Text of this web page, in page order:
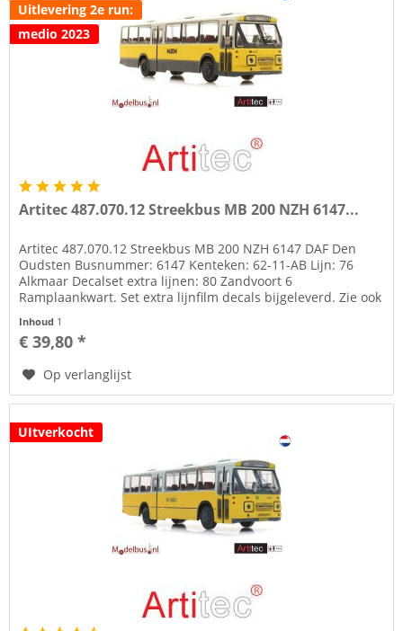
Uitlevering 2e run:
medio 2023
Artitec 487.070.12 Streekbus MB 200 NZH 6147...
Artitec 487.070.12 Streekbus MB 200 NZH 6147 DAF Den
Oudsten Busnummer: 6147 Kenteken: 62-11-AB Lijn: 76
Alkmaar Decalset extra lijnen: 80 Zandvoort 6
Ramplaankwart. Set extra lijnfilm decals bijgeleverd. Zie ook
Inhoud 1
€ 39,80 *
Op verlanglijst
UItverkocht